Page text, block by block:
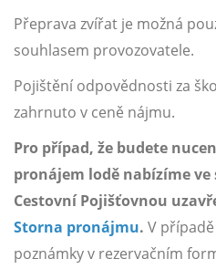
Přeprava zvířat je možná
souhlasem provozovatele.
Pojištění odpovědnosti za
zahrnuto v ceně nájmu.
Pro případ, že budete
pronájem lodě nabízíme ve
Cestovní Pojišťovnou
Storna pronájmu. V
poznámky v rezervačním